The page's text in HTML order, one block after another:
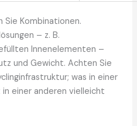
Sie Kombinationen.
– z. B.
Innenelementen –
und Gewicht. Achten Sie
was in einer
einer anderen vielleicht